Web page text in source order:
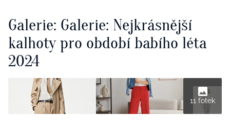
Galerie: Galerie: Nejkrásnější
kalhoty pro období babího léta
2024
11 fotek